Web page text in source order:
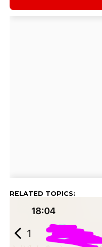
RELATED TOPICS: